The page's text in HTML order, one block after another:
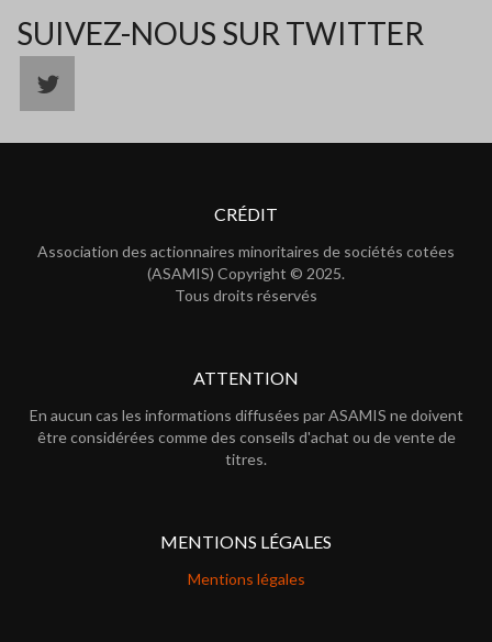
SUIVEZ-NOUS SUR TWITTER
CRÉDIT
Association des actionnaires minoritaires de sociétés cotées
(ASAMIS) Copyright © 2025.
Tous droits réservés
ATTENTION
En aucun cas les informations diffusées par ASAMIS ne doivent
être considérées comme des conseils d'achat ou de vente de
titres.
MENTIONS LÉGALES
Mentions légales